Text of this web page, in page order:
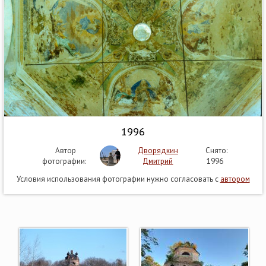
1996
Автор
фотографии:
Дворядкин
Дмитрий
Снято:
1996
Условия использования фотографии нужно согласовать с автором